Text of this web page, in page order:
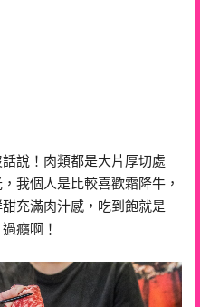
說！肉類都是大片厚切處
我個人是比較喜歡霜降牛，
充滿肉汁感，吃到飽就是
癮啊！